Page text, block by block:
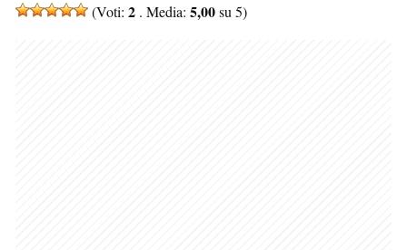
(Voti: 2 . Media: 5,00su 5)